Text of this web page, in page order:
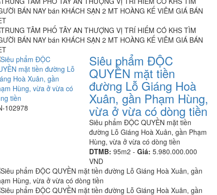
102978
Siêu phẩm ĐỘC
QUYỀN mặt tiền
đường Lỗ Giáng Hoà
Xuân, gần Phạm Hùng,
vừa ở vừa có dòng tiền
Siêu phẩm ĐỘC QUYỀN mặt tiền
đường Lỗ Giáng Hoà Xuân, gần Phạm
Hùng, vừa ở vừa có dòng tiền
DTMB: 95m2 -Giá: 5.980.000.000
VND